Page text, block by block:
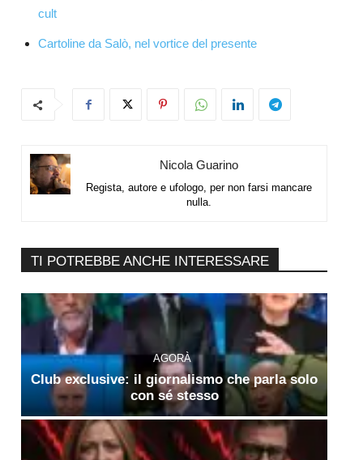
cult
Cartoline da Salò, nel vortice del presente
Nicola Guarino
Regista, autore e ufologo, per non farsi mancare
nulla.
TI POTREBBE ANCHE INTERESSARE
AGORÀ
Club exclusive: il giornalismo che parla solo
con sé stesso